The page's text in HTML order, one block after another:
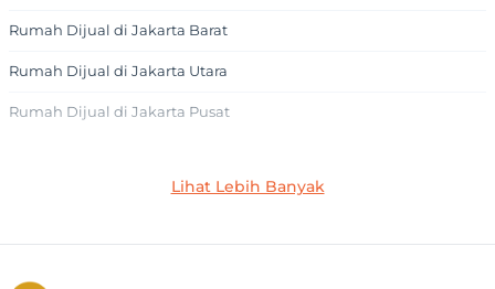
Rumah Dijual di Jakarta Barat
Rumah Dijual di Jakarta Utara
Rumah Dijual di Jakarta Pusat
Lihat Lebih Banyak